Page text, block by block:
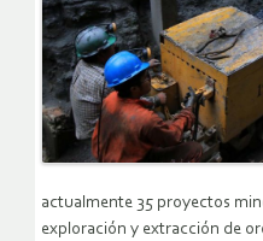
actualmente 35 proyectos
exploración y extracción de